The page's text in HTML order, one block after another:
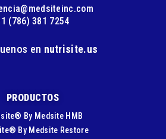
(786) 381 7254
en nutrisite.us
PRODUCTOS
By Medsite HMB
By Medsite Restore